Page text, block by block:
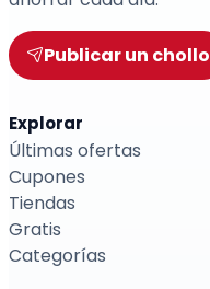
Publicar un chollo
Explorar
Últimas ofertas
Cupones
Tiendas
Gratis
Categorías